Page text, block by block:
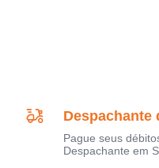
Despachante
Pague seus
Despachante em